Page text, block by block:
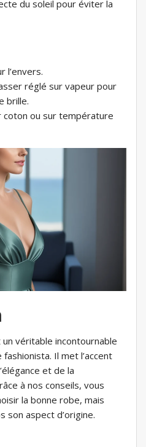
du soleil pour éviter la
l’envers.
réglé sur vapeur pour
brille.
ou sur température
véritable incontournable
Il met l’accent
et de la
à nos conseils, vous
la bonne robe, mais
son aspect d’origine.